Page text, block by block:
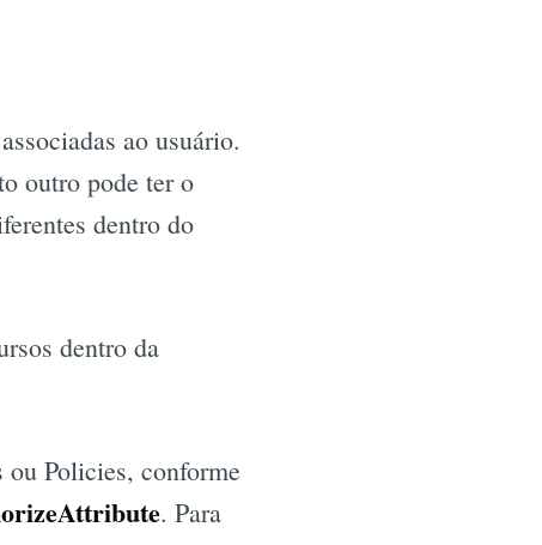
ao usuário.
outro pode ter o
dentro do
dentro da
ou Policies, conforme
. Para